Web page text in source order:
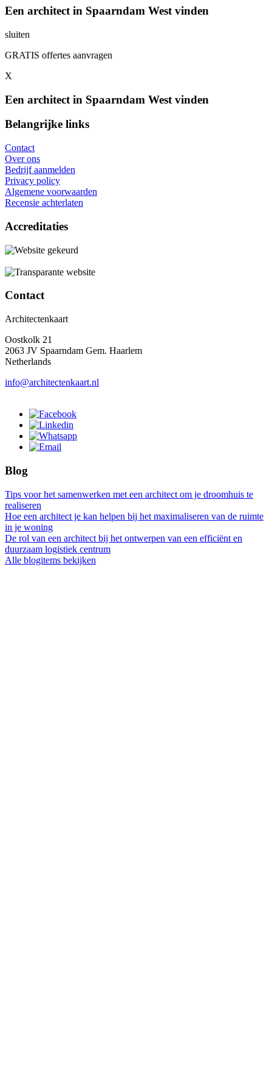
Een architect in Spaarndam West vinden
sluiten
GRATIS offertes aanvragen
X
Een architect in Spaarndam West vinden
Belangrijke links
Contact
Over ons
Bedrijf aanmelden
Privacy policy
Algemene voorwaarden
Recensie achterlaten
Accreditaties
Contact
Architectenkaart
Oostkolk 21
2063 JV Spaarndam Gem. Haarlem
Netherlands
info@architectenkaart.nl
Blog
Tips voor het samenwerken met een architect om je droomhuis te
realiseren
Hoe een architect je kan helpen bij het maximaliseren van de ruimte
in je woning
De rol van een architect bij het ontwerpen van een efficiënt en
duurzaam logistiek centrum
Alle blogitems bekijken